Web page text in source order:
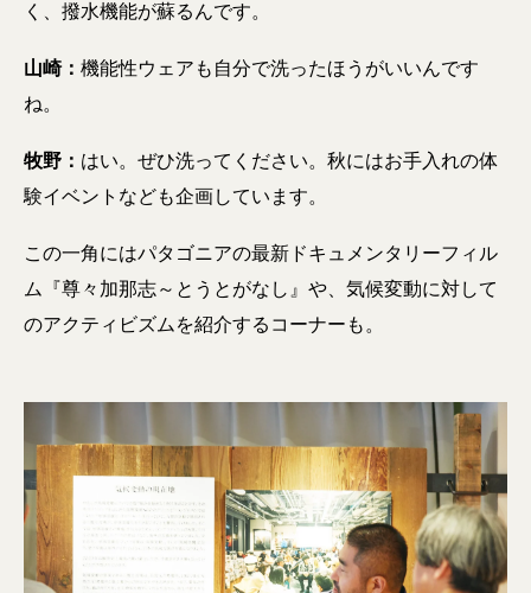
く、撥水機能が蘇るんです。
山崎： 機能性ウェアも自分で洗ったほうがいいんです
ね。
牧野： はい。ぜひ洗ってください。秋にはお手入れの体
験イベントなども企画しています。
この一角にはパタゴニアの最新ドキュメンタリーフィル
ム『尊々加那志～とうとがなし』や、気候変動に対して
のアクティビズムを紹介するコーナーも。